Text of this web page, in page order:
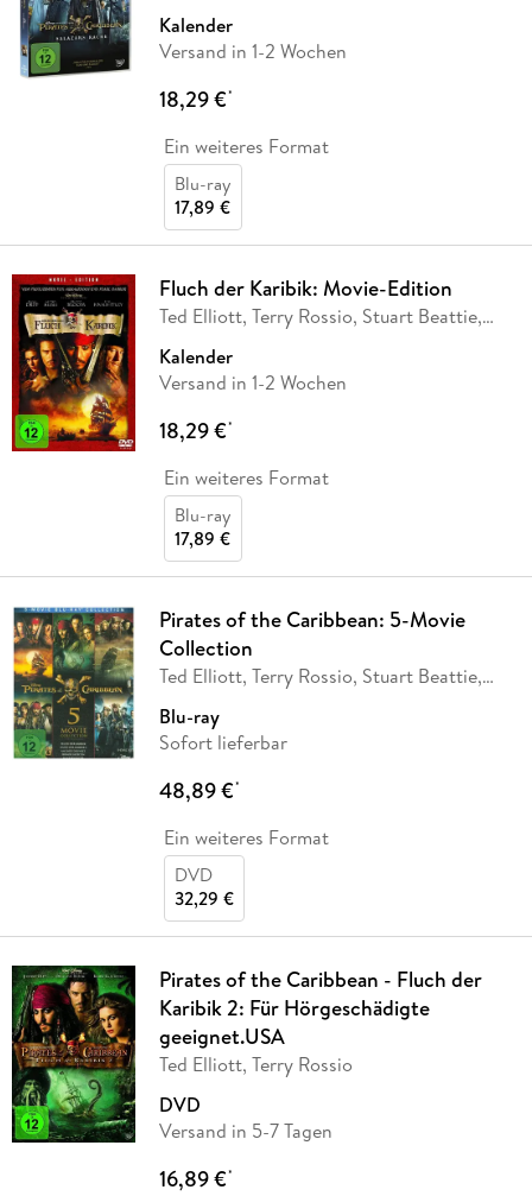
Kalender
Versand in 1-2 Wochen
18,29 €*
Ein weiteres Format
Blu-ray
17,89 €
Fluch der Karibik: Movie-Edition
Ted Elliott, Terry Rossio, Stuart Beattie,
Kalender
Versand in 1-2 Wochen
18,29 €*
Ein weiteres Format
Blu-ray
17,89 €
Pirates of the Caribbean: 5-Movie
Collection
Ted Elliott, Terry Rossio, Stuart Beattie,
Blu-ray
Sofort lieferbar
48,89 €*
Ein weiteres Format
DVD
32,29 €
Pirates of the Caribbean - Fluch der
Karibik 2: Für Hörgeschädigte
geeignet.USA
Ted Elliott, Terry Rossio
DVD
Versand in 5-7 Tagen
16,89 €*